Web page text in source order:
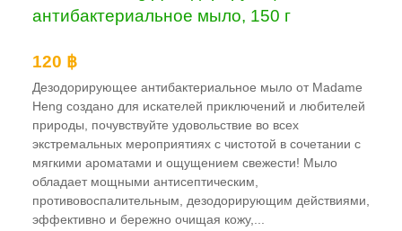
антибактериальное мыло, 150 г
120 ฿
Дезодорирующее антибактериальное мыло от Madame
Heng создано для искателей приключений и любителей
природы, почувствуйте удовольствие во всех
экстремальных мероприятиях с чистотой в сочетании с
мягкими ароматами и ощущением свежести! Мыло
обладает мощными антисептическим,
противовоспалительным, дезодорирующим действиями,
эффективно и бережно очищая кожу,...